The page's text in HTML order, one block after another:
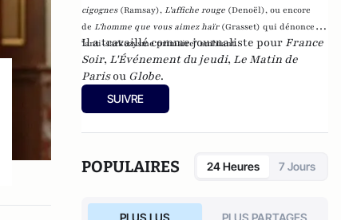
cigognes (Ramsay),L'affiche rouge (Denoël), ou encore
deL'homme que vous aimez haïr (Grasset) qui dénonce l'
"anti-sarkozysme primaire" ambiant.
Il a travaillé comme journaliste pour France
Soir, L'Événement du jeudi, Le Matin de
Parisou Globe.
SUIVRE
POPULAIRES 24 Heures 7 Jours
PLUS LUS PLUS PARTAGES